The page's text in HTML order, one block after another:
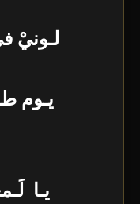
لـونيْ
يـوم
يـا